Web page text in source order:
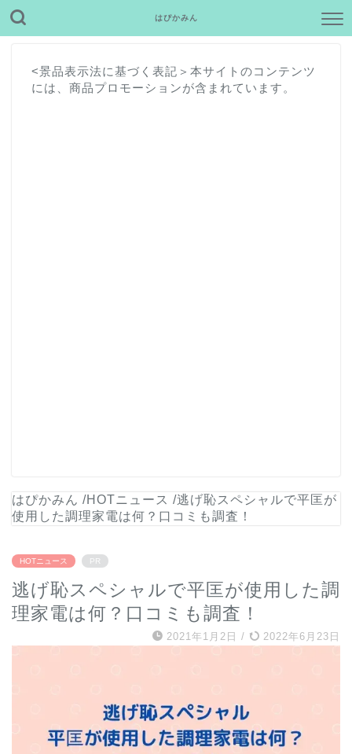
はぴかみん
<景品表示法に基づく表記＞本サイトのコンテンツ
には、商品プロモーションが含まれています。
はぴかみん /HOTニュース /逃げ恥スペシャルで平匡が
使用した調理家電は何？口コミも調査！
HOTニュース PR
逃げ恥スペシャルで平匡が使用した調
理家電は何？口コミも調査！
2021年1月2日 / 2022年6月23日